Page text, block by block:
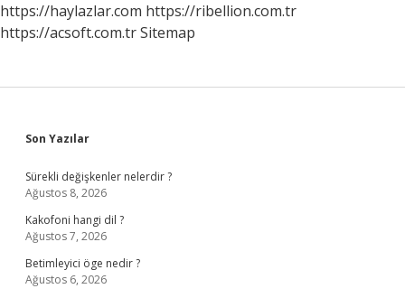
https://haylazlar.com https://ribellion.com.tr
https://acsoft.com.trSitemap
Sidebar
Son Yazılar
Sürekli değişkenler nelerdir ?
Ağustos 8, 2026
Kakofoni hangi dil ?
Ağustos 7, 2026
Betimleyici öge nedir ?
Ağustos 6, 2026